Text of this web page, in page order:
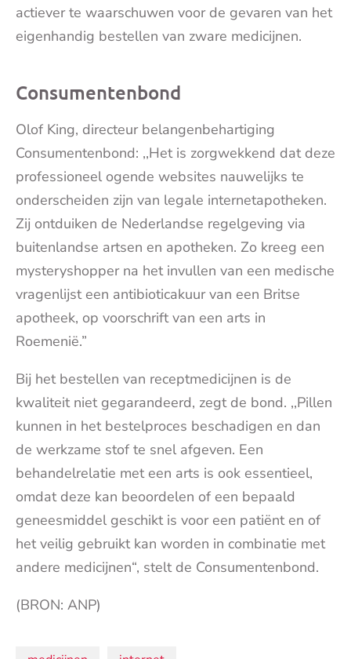
actiever te waarschuwen voor de gevaren van het
eigenhandig bestellen van zware medicijnen.
Consumentenbond
Olof King, directeur belangenbehartiging
Consumentenbond: ,,Het is zorgwekkend dat deze
professioneel ogende websites nauwelijks te
onderscheiden zijn van legale internetapotheken.
Zij ontduiken de Nederlandse regelgeving via
buitenlandse artsen en apotheken. Zo kreeg een
mysteryshopper na het invullen van een medische
vragenlijst een antibioticakuur van een Britse
apotheek, op voorschrift van een arts in
Roemenië.”
Bij het bestellen van receptmedicijnen is de
kwaliteit niet gegarandeerd, zegt de bond. ,,Pillen
kunnen in het bestelproces beschadigen en dan
de werkzame stof te snel afgeven. Een
behandelrelatie met een arts is ook essentieel,
omdat deze kan beoordelen of een bepaald
geneesmiddel geschikt is voor een patiënt en of
het veilig gebruikt kan worden in combinatie met
andere medicijnen“, stelt de Consumentenbond.
(BRON: ANP)